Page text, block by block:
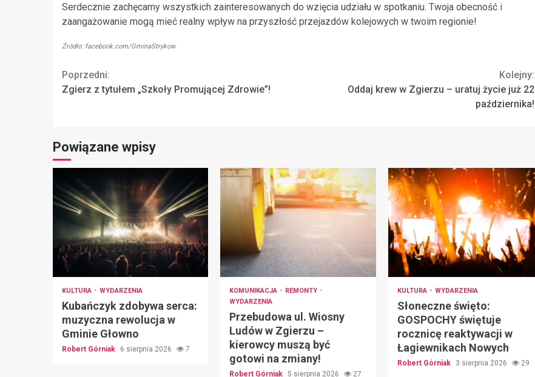
Serdecznie zachęcamy wszystkich zainteresowanych do wzięcia udziału w spotkaniu. Twoja obecność i
zaangażowanie mogą mieć realny wpływ na przyszłość przejazdów kolejowych w twoim regionie!
Źródło: facebook.com/GminaStrykow
Continue
Poprzedni:
Zgierz z tytułem „Szkoły Promującej Zdrowie”!
Kolejny:
Oddaj krew w Zgierzu – uratuj życie już 22
października!
Powiązane wpisy
KULTURA WYDARZENIA
Kubańczyk zdobywa serca:
muzyczna rewolucja w
Gminie Głowno
Robert Górniak 6 sierpnia 2026 7
KOMUNIKACJA
REMONTY
WYDARZENIA
Przebudowa ul. Wiosny
Ludów w Zgierzu –
kierowcy muszą być
gotowi na zmiany!
Robert Górniak 5 sierpnia 2026 27
KULTURA WYDARZENIA
Słoneczne święto:
GOSPOCHY świętuje
rocznicę reaktywacji w
Łagiewnikach Nowych
Robert Górniak 3 sierpnia 2026 29